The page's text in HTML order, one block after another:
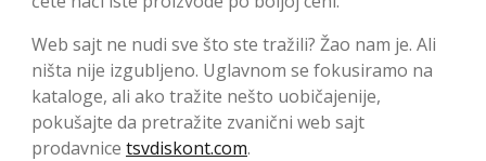
Web sajt ne nudi sve što ste tražili? Žao nam je. Ali
ništa nije izgubljeno. Uglavnom se fokusiramo na
kataloge, ali ako tražite nešto uobičajenije,
pokušajte da pretražite zvanični web sajt
prodavnice tsvdiskont.com.